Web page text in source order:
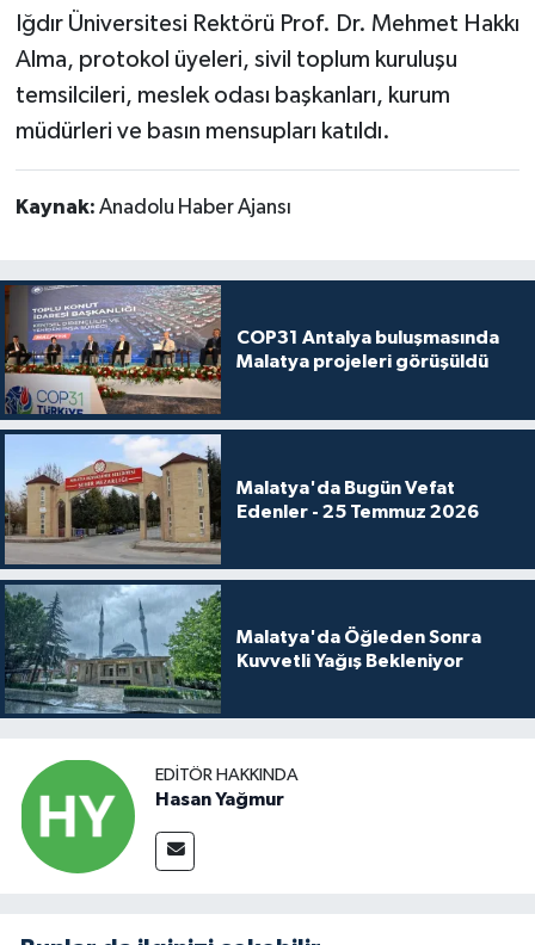
Iğdır Üniversitesi Rektörü Prof. Dr. Mehmet Hakkı
Alma, protokol üyeleri, sivil toplum kuruluşu
temsilcileri, meslek odası başkanları, kurum
müdürleri ve basın mensupları katıldı.
Kaynak: Anadolu Haber Ajansı
COP31 Antalya buluşmasında
Malatya projeleri görüşüldü
Malatya'da Bugün Vefat
Edenler - 25 Temmuz 2026
Malatya'da Öğleden Sonra
Kuvvetli Yağış Bekleniyor
EDITÖR HAKKINDA
Hasan Yağmur